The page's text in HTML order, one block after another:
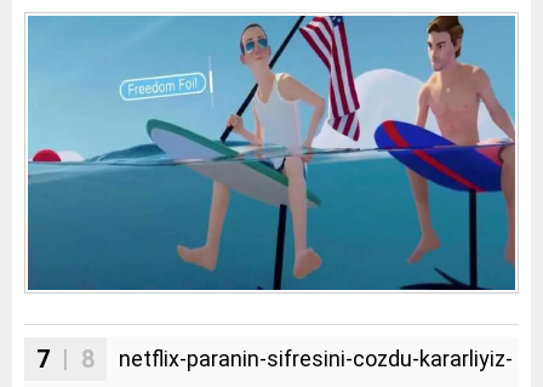
7 | 8
netflix-paranin-sifresini-cozdu-kararliyiz-